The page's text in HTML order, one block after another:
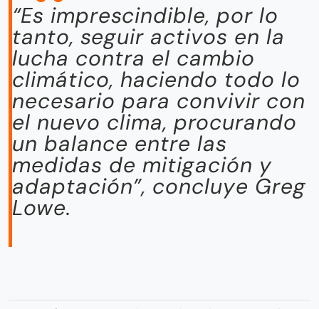
“Es imprescindible, por lo
tanto, seguir activos en la
lucha contra el cambio
climático, haciendo todo lo
necesario para convivir con
el nuevo clima, procurando
un balance entre las
medidas de mitigación y
adaptación”, concluye Greg
Lowe.